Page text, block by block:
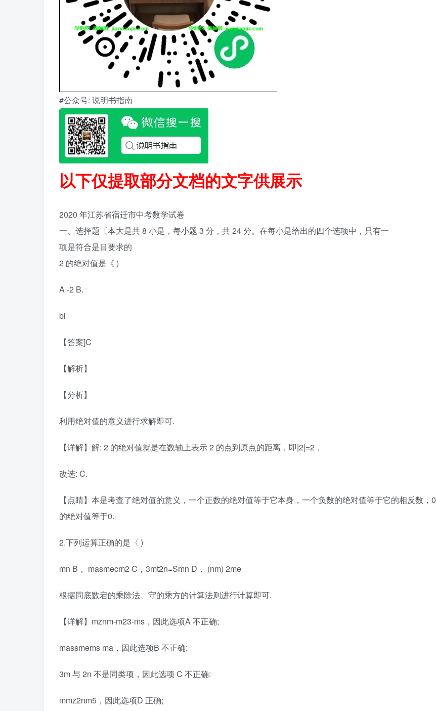
#公众号: 说明书指南
以下仅提取部分文档的文字供展示
2020 年江苏省宿迁市中考数学试卷
一、选择题〔本大是共 8 小是，每小题 3 分，共 24 分。在每小是给出的四个选项中，只有一
项是符合是目要求的
2 的绝对值是《 )
A -2 B.
bl
【答案]C
【解析】
【分析】
利用绝对值的意义进行求解即可.
【详解】解: 2 的绝对值就是在数轴上表示 2 的点到原点的距离，即|2|=2，
改选: C.
【点睛】本是考查了绝对值的意义，一个正数的绝对值等于它本身，一个负数的绝对值等于它的相反数，0
的绝对值等于0.-
2.下列运算正确的是〈 )
mn B， masmecm2 C，3mt2n=Smn D， (nm) 2me
根据同底数宕的乘除法、守的乘方的计算法则进行计算即可.
【详解】mznm-m23-ms，因此选项A 不正确;
massmems ma，因此选项B 不正确;
3m 与 2n 不是同类项，因此选项 C 不正确:
mmz2nm5，因此选项D 正确;